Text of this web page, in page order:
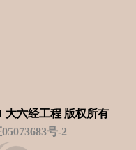
大六经工程 版权所有
号-2